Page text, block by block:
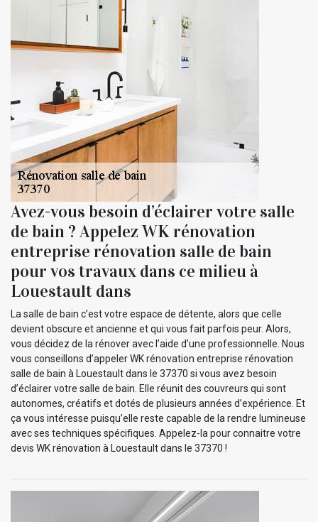
Avez-vous besoin d’éclairer votre salle
de bain ? Appelez WK rénovation
entreprise rénovation salle de bain
pour vos travaux dans ce milieu à
Louestault dans
La salle de bain c’est votre espace de détente, alors que celle
devient obscure et ancienne et qui vous fait parfois peur. Alors,
vous décidez de la rénover avec l’aide d’une professionnelle. Nous
vous conseillons d’appeler WK rénovation entreprise rénovation
salle de bain à Louestault dans le 37370 si vous avez besoin
d’éclairer votre salle de bain. Elle réunit des couvreurs qui sont
autonomes, créatifs et dotés de plusieurs années d’expérience. Et
ça vous intéresse puisqu’elle reste capable de la rendre lumineuse
avec ses techniques spécifiques. Appelez-la pour connaitre votre
devis WK rénovation à Louestault dans le 37370 !